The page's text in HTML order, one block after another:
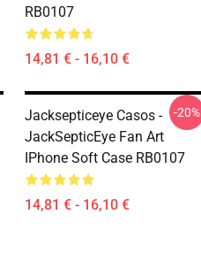
RB0107
14,81 € - 16,10 €
Jacksepticeye Casos -
JackSepticEye Fan Art
IPhone Soft Case RB0107
14,81 € - 16,10 €
-20%